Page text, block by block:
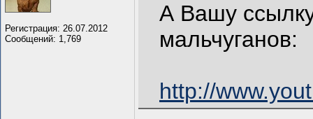
Регистрация: 26.07.2012
Сообщений: 1,769
А Вашу
мальчуганов:
http://